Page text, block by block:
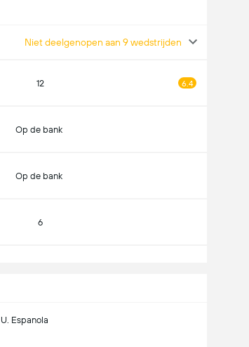
Niet deelgenopen aan 9 wedstrijden
12 6.4
Op de bank
Op de bank
6
U. Espanola